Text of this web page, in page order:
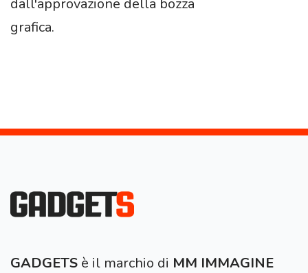
grafica.
GADGETS è il marchio di MM IMMAGINE